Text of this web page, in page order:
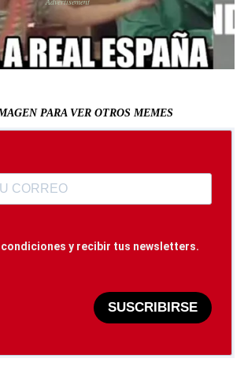
PARA VER OTROS MEMES
y recibir tus newsletters.
SUSCRIBIRSE